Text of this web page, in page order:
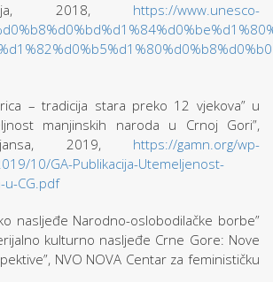
2018, https://www.unesco-
– tradicija stara preko 12 vjekova” u
manjinskih naroda u Crnoj Gori”,
2019, https://gamn.org/wp-
10/GA-Publikacija-Utemeljenost-
u-CG.pdf
nasljeđe Narodno-oslobodilačke borbe”
kulturno nasljeđe Crne Gore: Nove
NVO NOVA Centar za feminističku